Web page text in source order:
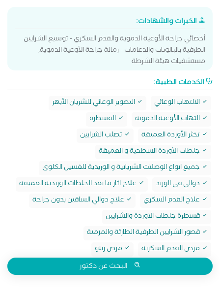
الخبرات والشهادات:
أخصائي جراحة الأوعية الدموية والقدم السكري - توسيع الشرايين
الطرفية بالبالونات والدعامات - زمالة جراحة الأوعية الدموية,
مستشفيات هيئة الشرطة
الخدمات الطبية:
الالتهاب الوعائي
التصوير الوعائي للشريان الأبهر
التهاب الأوعية الدموية
القسطرة
تخثر الأوردة العميقة
تصلب الشرايين
جلطات الأوردة السطحية و العميقة
جميع انواع الوصلات الشريانية و الوريدية للغسيل الكلوى
دوالي في الوريد
علاج اثار ما بعد الجلطات الوريدية العميقة
علاج القدم السكري
علاج دوالي الساقين بدون جراحة
قسطرة جلطات الاوردة والشرايين
قصور الشرايين الطرفية الطارئة والمزمنة
مرض القدم السكرية
مرض رينو
البحث عن دكتور